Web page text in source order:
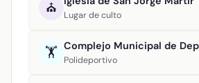
⛪ Lugar de culto
🏋️ Polideportivo